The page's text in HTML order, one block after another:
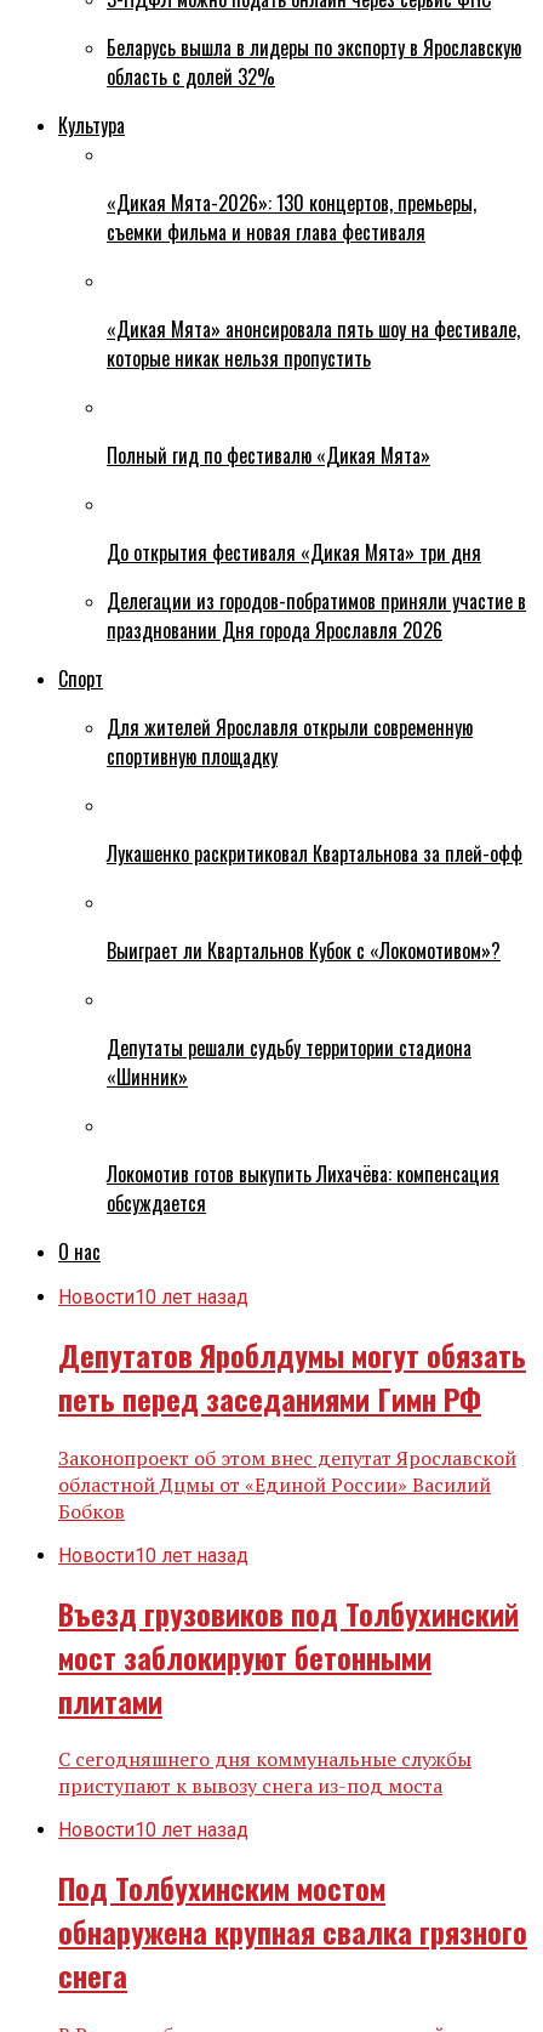
Беларусь вышла в лидеры по экспорту в Ярославскую
область с долей 32%
Культура
«Дикая Мята-2026»: 130 концертов, премьеры,
съемки фильма и новая глава фестиваля
«Дикая Мята» анонсировала пять шоу на фестивале,
которые никак нельзя пропустить
Полный гид по фестивалю «Дикая Мята»
До открытия фестиваля «Дикая Мята» три дня
Делегации из городов-побратимов приняли участие в
праздновании Дня города Ярославля 2026
Спорт
Для жителей Ярославля открыли современную
спортивную площадку
Лукашенко раскритиковал Квартальнова за плей-офф
Выиграет ли Квартальнов Кубок с «Локомотивом»?
Депутаты решали судьбу территории стадиона
«Шинник»
Локомотив готов выкупить Лихачёва: компенсация
обсуждается
О нас
Новости10 лет назад
Депутатов Яроблдумы могут обязать
петь перед заседаниями Гимн РФ
Законопроект об этом внес депутат Ярославской
областной Дцмы от «Единой России» Василий
Бобков
Новости10 лет назад
Въезд грузовиков под Толбухинский
мост заблокируют бетонными
плитами
С сегодняшнего дня коммунальные службы
приступают к вывозу снега из-под моста
Новости10 лет назад
Под Толбухинским мостом
обнаружена крупная свалка грязного
снега